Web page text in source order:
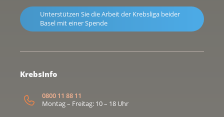
Unterstützen Sie die Arbeit der Krebsliga beider
Basel mit einer Spende
KrebsInfo
0800 11 88 11
Montag – Freitag: 10 – 18 Uhr